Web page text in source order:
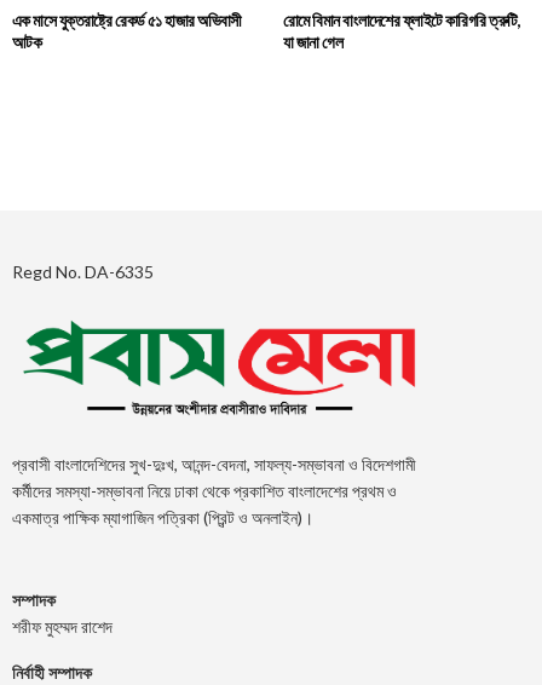
এক মাসে যুক্তরাষ্ট্রে রেকর্ড ৫১ হাজার অভিবাসী
আটক
রোমে বিমান বাংলাদেশের ফ্লাইটে কারিগরি ত্রুটি,
যা জানা গেল
Regd No. DA-6335
প্রবাসী বাংলাদেশিদের সুখ-দুঃখ, আনন্দ-বেদনা, সাফল্য-সম্ভাবনা ও বিদেশগামী
কর্মীদের সমস্যা-সম্ভাবনা নিয়ে ঢাকা থেকে প্রকাশিত বাংলাদেশের প্রথম ও
একমাত্র পাক্ষিক ম্যাগাজিন পত্রিকা (প্রিন্ট ও অনলাইন)।
সম্পাদক
শরীফ মুহম্মদ রাশেদ
নির্বাহী সম্পাদক